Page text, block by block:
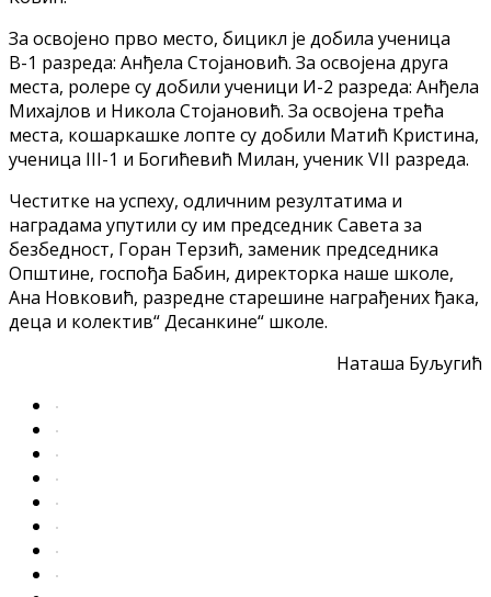
За освојено прво место, бицикл је добила ученица
В-1 разреда: Анђела Стојановић. За освојена друга
места, ролере су добили ученици И-2 разреда: Анђела
Михајлов и Никола Стојановић. За освојена трећа
места, кошаркашке лопте су добили Матић Кристина,
ученица III-1 и Богићевић Милан, ученик VII разреда.
Честитке на успеху, одличним резултатима и
наградама упутили су им председник Савета за
безбедност, Горан Терзић, заменик председника
Општине, госпођа Бабин, директорка наше школе,
Ана Новковић, разредне старешине награђених ђака,
деца и колектив“ Десанкине“ школе.
Наташа Буљугић